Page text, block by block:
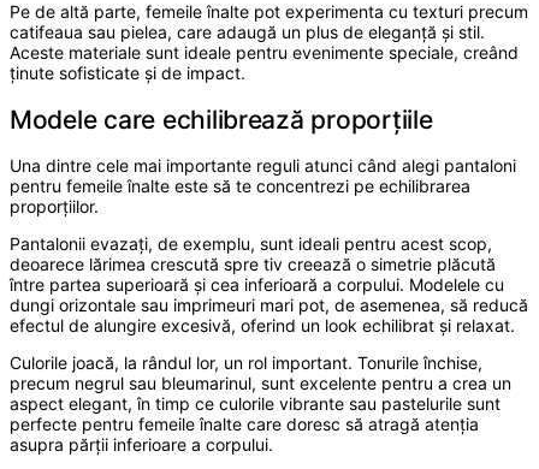
Pe de altă parte, femeile înalte pot experimenta cu texturi precum
catifeaua sau pielea, care adaugă un plus de eleganță și stil.
Aceste materiale sunt ideale pentru evenimente speciale, creând
ținute sofisticate și de impact.
Modele care echilibrează proporțiile
Una dintre cele mai importante reguli atunci când alegi pantaloni
pentru femeile înalte este să te concentrezi pe echilibrarea
proporțiilor.
Pantalonii evazați, de exemplu, sunt ideali pentru acest scop,
deoarece lărimea crescută spre tiv creează o simetrie plăcută
între partea superioară și cea inferioară a corpului. Modelele cu
dungi orizontale sau imprimeuri mari pot, de asemenea, să reducă
efectul de alungire excesivă, oferind un look echilibrat și relaxat.
Culorile joacă, la rândul lor, un rol important. Tonurile închise,
precum negrul sau bleumarinul, sunt excelente pentru a crea un
aspect elegant, în timp ce culorile vibrante sau pastelurile sunt
perfecte pentru femeile înalte care doresc să atragă atenția
asupra părții inferioare a corpului.